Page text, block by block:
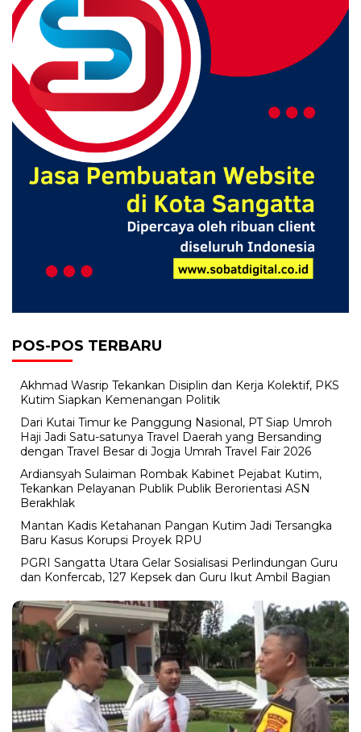
POS-POS TERBARU
Akhmad Wasrip Tekankan Disiplin dan Kerja Kolektif, PKS
Kutim Siapkan Kemenangan Politik
Dari Kutai Timur ke Panggung Nasional, PT Siap Umroh
Haji Jadi Satu-satunya Travel Daerah yang Bersanding
dengan Travel Besar di Jogja Umrah Travel Fair 2026
Ardiansyah Sulaiman Rombak Kabinet Pejabat Kutim,
Tekankan Pelayanan Publik Publik Berorientasi ASN
Berakhlak
Mantan Kadis Ketahanan Pangan Kutim Jadi Tersangka
Baru Kasus Korupsi Proyek RPU
PGRI Sangatta Utara Gelar Sosialisasi Perlindungan Guru
dan Konfercab, 127 Kepsek dan Guru Ikut Ambil Bagian